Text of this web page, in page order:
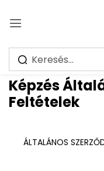
Képzés
Feltételek
ÁLTALÁNOSJegyezz